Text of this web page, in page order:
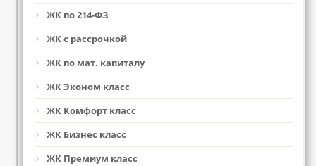
ЖК по 214-ФЗ
ЖК с рассрочкой
ЖК по мат. капиталу
ЖК Эконом класс
ЖК Комфорт класс
ЖК Бизнес класс
ЖК Премиум класс